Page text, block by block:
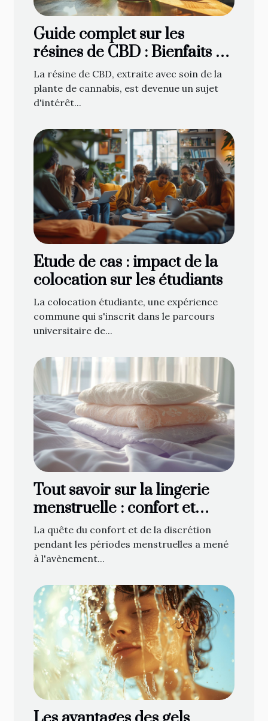
Guide complet sur les
résines de CBD : Bienfaits et
utilisations
La résine de CBD, extraite avec soin de la
plante de cannabis, est devenue un sujet
d'intérêt...
Étude de cas : impact de la
colocation sur les étudiants
La colocation étudiante, une expérience
commune qui s'inscrit dans le parcours
universitaire de...
Tout savoir sur la lingerie
menstruelle : confort et
discrétion
La quête du confort et de la discrétion
pendant les périodes menstruelles a mené
à l'avènement...